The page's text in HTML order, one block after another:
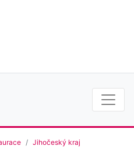
Jihočeský kraj